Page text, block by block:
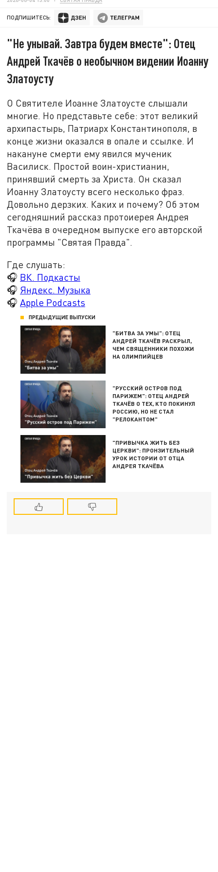
ПОДПИШИТЕСЬ:
"Не унывай. Завтра будем вместе": Отец
Андрей Ткачёв о необычном видении Иоанну
Златоусту
О Святителе Иоанне Златоусте слышали
многие. Но представьте себе: этот великий
архипастырь, Патриарх Константинополя, в
конце жизни оказался в опале и ссылке. И
накануне смерти ему явился мученик
Василиск. Простой воин-христианин,
принявший смерть за Христа. Он сказал
Иоанну Златоусту всего несколько фраз.
Довольно дерзких. Каких и почему? Об этом
сегодняшний рассказ протоиерея Андрея
Ткачёва в очередном выпуске его авторской
программы "Святая Правда".
Где слушать:
🎧 ВК. Подкасты
🎧 Яндекс. Музыка
🎧 Apple Podcasts
ПРЕДЫДУЩИЕ ВЫПУСКИ
"БИТВА ЗА УМЫ": ОТЕЦ
АНДРЕЙ ТКАЧЁВ РАСКРЫЛ,
ЧЕМ СВЯЩЕННИКИ ПОХОЖИ
НА ОЛИМПИЙЦЕВ
"РУССКИЙ ОСТРОВ ПОД
ПАРИЖЕМ": ОТЕЦ АНДРЕЙ
ТКАЧЁВ О ТЕХ, КТО ПОКИНУЛ
РОССИЮ, НО НЕ СТАЛ
"РЕЛОКАНТОМ"
"ПРИВЫЧКА ЖИТЬ БЕЗ
ЦЕРКВИ": ПРОНЗИТЕЛЬНЫЙ
УРОК ИСТОРИИ ОТ ОТЦА
АНДРЕЯ ТКАЧЁВА